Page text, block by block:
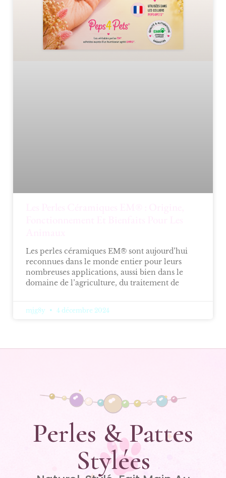
Les perles céramiques EM® sont aujourd’hui
reconnues dans le monde entier pour leurs
nombreuses applications, aussi bien dans le
domaine de l’agriculture, du traitement de
mjg8y 4 décembre 2024
Perles & Pattes
Stylées